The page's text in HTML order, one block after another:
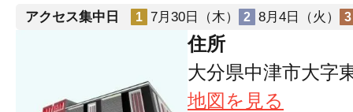
アクセス集中日 1 7月30日（木） 2 8月4日（火） 3
住所
大分県中津市大字
地図を見る